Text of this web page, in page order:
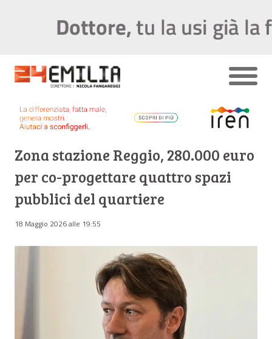
Zona stazione Reggio, 280.000 euro
per co-progettare quattro spazi
pubblici del quartiere
18 Maggio 2026 alle 19:55